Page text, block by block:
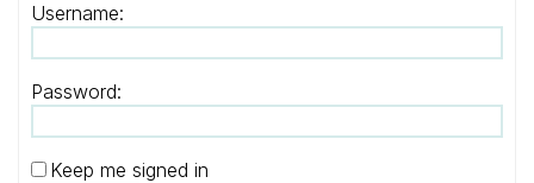
Username:
Password:
Keep me signed in